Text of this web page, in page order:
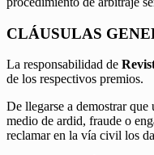
CLÁUSULAS
La responsabilidad de
de los respectivos premios.
De llegarse a demostrar
medio de ardid, fraude o
reclamar en la vía civil los